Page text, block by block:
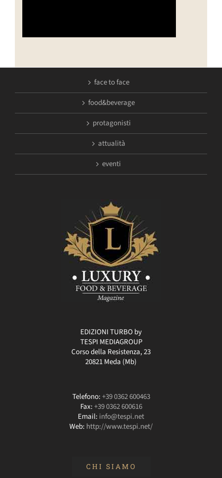
face to face
food&beverage
protagonisti
attualità
eventi
EDIZIONI TURBO by
TESPI MEDIAGROUP
Corso della Resistenza, 23
20821 Meda (Mb)
Telefono:+39 0362 600463
Fax:+39 0362 600616
Email: info@tespi.net
Web: http://www.tespi.net/
CHI SIAMO